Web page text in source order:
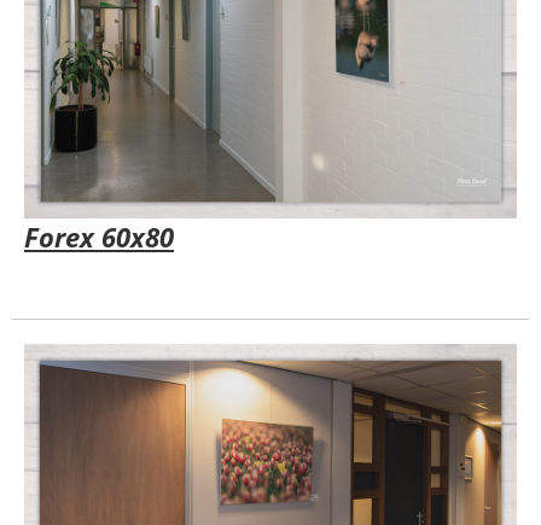
Forex 60x80